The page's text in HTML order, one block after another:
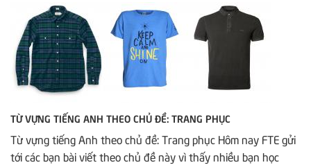
TỪ VỰNG TIẾNG ANH THEO CHỦ ĐỀ: TRANG PHỤC
Từ vựng tiếng Anh theo chủ đề: Trang phục Hôm nay FTE gửi
tới các bạn bài viết theo chủ đề này vì thấy nhiều bạn học